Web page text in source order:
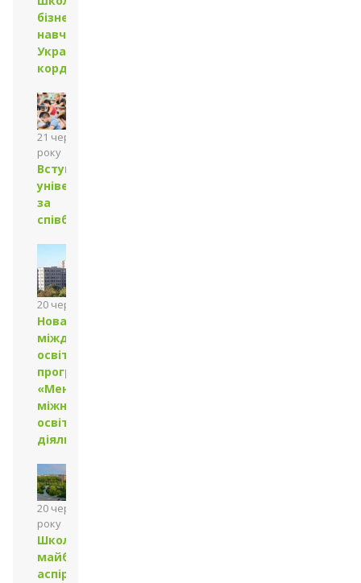
бізнесу —
навчайся в
Україні та за
кордоном
21 червня 2024
року
Вступ до
університету
за
співбесідою
20 червня 2024 року
Нова магістерська
міждисциплінарна
освітньо-наукова
програма
«Менеджмент
міжнародної
освітньої
діяльності»
20 червня 2024
року
Школа
майбутнього
аспіранта